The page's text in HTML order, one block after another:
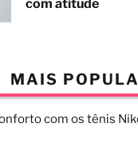
com atitude
MAIS
com os tênis